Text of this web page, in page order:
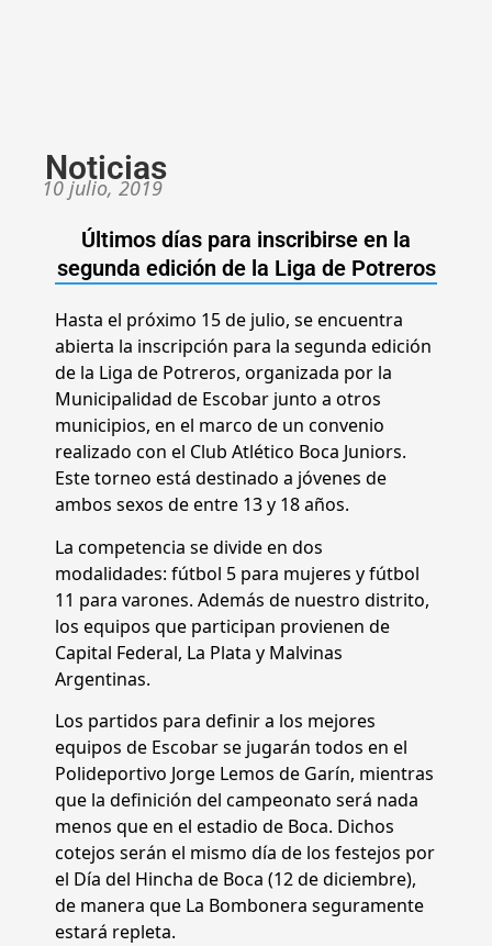
Noticias
10 julio, 2019
Últimos días para inscribirse en la
segunda edición de la Liga de Potreros
Hasta el próximo 15 de julio, se encuentra
abierta la inscripción para la segunda edición
de la Liga de Potreros, organizada por la
Municipalidad de Escobar junto a otros
municipios, en el marco de un convenio
realizado con el Club Atlético Boca Juniors.
Este torneo está destinado a jóvenes de
ambos sexos de entre 13 y 18 años.
La competencia se divide en dos
modalidades: fútbol 5 para mujeres y fútbol
11 para varones. Además de nuestro distrito,
los equipos que participan provienen de
Capital Federal, La Plata y Malvinas
Argentinas.
Los partidos para definir a los mejores
equipos de Escobar se jugarán todos en el
Polideportivo Jorge Lemos de Garín, mientras
que la definición del campeonato será nada
menos que en el estadio de Boca. Dichos
cotejos serán el mismo día de los festejos por
el Día del Hincha de Boca (12 de diciembre),
de manera que La Bombonera seguramente
estará repleta.